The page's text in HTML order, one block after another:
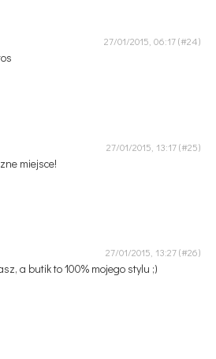
27/01/2015, 06:17
27/01/2015, 13:17
miejsce!
27/01/2015, 13:27
a butik to 100% mojego stylu ;)